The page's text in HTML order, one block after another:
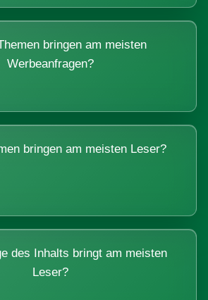
bringen am meisten
Werbeanfragen?
bringen am meisten Leser?
des Inhalts bringt am meisten
Leser?